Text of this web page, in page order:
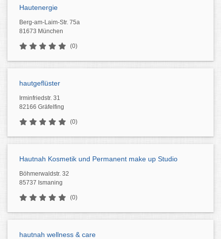
Hautenergie
Berg-am-Laim-Str. 75a
81673 München
(0)
hautgeflüster
Irminfriedstr. 31
82166 Gräfelfing
(0)
Hautnah Kosmetik und Permanent make up Studio
Böhmerwaldstr. 32
85737 Ismaning
(0)
hautnah wellness & care